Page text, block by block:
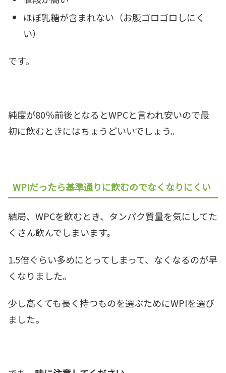
ほぼ乳糖が含まれない（お腹ゴロゴロしにく
い）
です。
純度が80％前後となるとWPCと言われ安いので最
初に飲むときにはちょうどいいでしょう。
WPIだったら基準通りに飲むのでなくなりにくい
結局、WPCを飲むとき、タンパク質量を気にしてた
くさん飲んでしまいます。
1.5倍ぐらい多めにとってしまって、なくなるのが早
くなりました。
少し高くても長く持つものを選ぶためにWPIを選び
ました。